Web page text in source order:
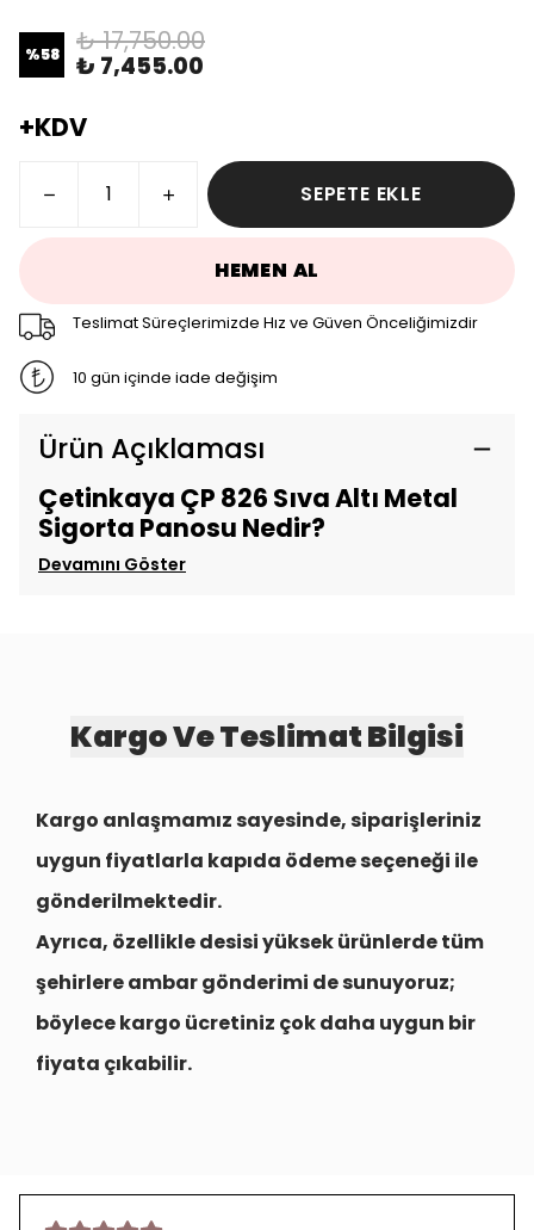
%58 ₺ 17,750.00
₺ 7,455.00
+KDV
SEPETE EKLE
HEMEN AL
Teslimat Süreçlerimizde Hız ve Güven Önceliğimizdir
10 gün içinde iade değişim
Ürün Açıklaması
Çetinkaya ÇP 826 Sıva Altı Metal
Sigorta Panosu Nedir?
Devamını Göster
Kargo Ve Teslimat Bilgisi
Kargo anlaşmamız sayesinde, siparişleriniz
uygun fiyatlarla kapıda ödeme seçeneği ile
gönderilmektedir.
Ayrıca, özellikle desisi yüksek ürünlerde tüm
şehirlereambar gönderimi de sunuyoruz;
böylece kargo ücretiniz çok daha uygun bir
fiyata çıkabilir.